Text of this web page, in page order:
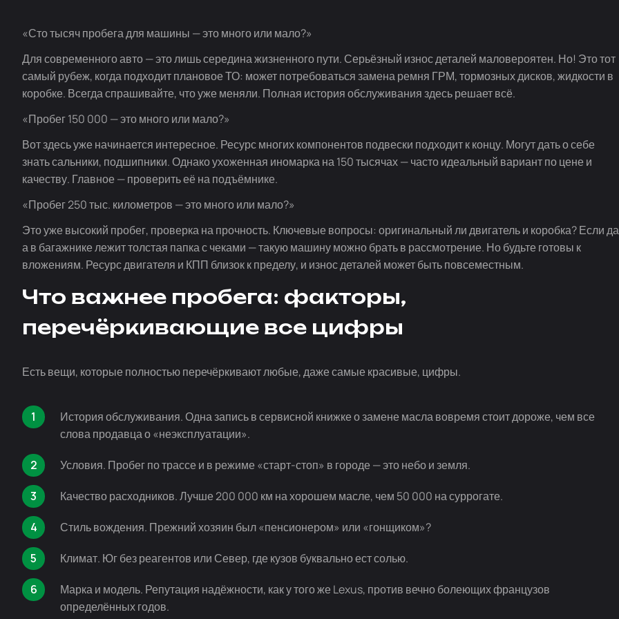
«Сто тысяч пробега для машины — это много или мало?»
Для современного авто — это лишь середина жизненного пути. Серьёзный износ деталей маловероятен. Но! Это тот
самый рубеж, когда подходит плановое ТО: может потребоваться замена ремня ГРМ, тормозных дисков, жидкости в
коробке. Всегда спрашивайте, что уже меняли. Полная история обслуживания здесь решает всё.
«Пробег 150 000 — это много или мало?»
Вот здесь уже начинается интересное. Ресурс многих компонентов подвески подходит к концу. Могут дать о себе
знать сальники, подшипники. Однако ухоженная иномарка на 150 тысячах — часто идеальный вариант по цене и
качеству. Главное — проверить её на подъёмнике.
«Пробег 250 тыс. километров — это много или мало?»
Это уже высокий пробег, проверка на прочность. Ключевые вопросы: оригинальный ли двигатель и коробка? Если
а в багажнике лежит толстая папка с чеками — такую машину можно брать в рассмотрение. Но будьте готовы к
вложениям. Ресурс двигателя и КПП близок к пределу, и износ деталей может быть повсеместным.
Что важнее пробега: факторы,
перечёркивающие все цифры
Есть вещи, которые полностью перечёркивают любые, даже самые красивые, цифры.
История обслуживания. Одна запись в сервисной книжке о замене масла вовремя стоит дороже, чем все
слова продавца о «неэксплуатации».
Условия. Пробег по трассе и в режиме «старт-стоп» в городе — это небо и земля.
Качество расходников. Лучше 200 000 км на хорошем масле, чем 50 000 на суррогате.
Стиль вождения. Прежний хозяин был «пенсионером» или «гонщиком»?
Климат. Юг без реагентов или Север, где кузов буквально ест солью.
Марка и модель. Репутация надёжности, как у того же Lexus, против вечно болеющих французов
определённых годов.